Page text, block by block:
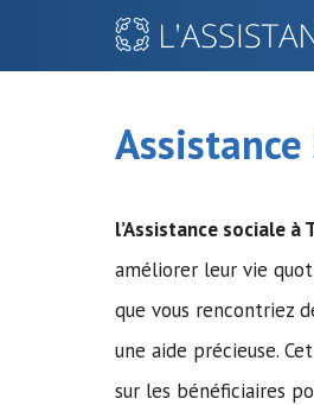
l’Assistance sociale à
améliorer leur vie
que vous rencontriez
une aide précieuse.
sur les bénéficiaires